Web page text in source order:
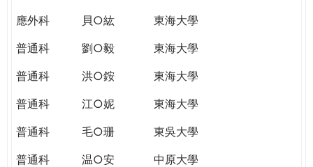
應外科
貝○紘
東海大學
普通科
劉○毅
東海大學
普通科
洪○銨
東海大學
普通科
江○妮
東海大學
普通科
毛○珊
東吳大學
普通科
温○安
中原大學